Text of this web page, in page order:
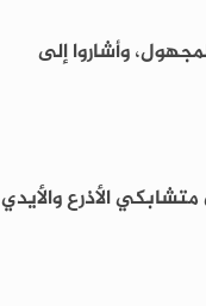
وأشاروا إلى
الأذرع والأيدي